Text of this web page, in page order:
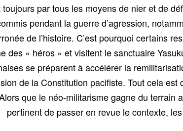
par tous les moyens de nier et de
pendant la guerre d’agression,
de l’histoire. C’est pourquoi certains
des « héros » et visitent le sanctuaire
se préparent à accélérer la
de la Constitution pacifiste. Tout cela
que le néo-militarisme gagne du
pertinent de passer en revue le contexte,